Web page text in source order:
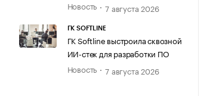
Новость
7 августа 2026
ГК SOFTLINE
ГК Softline выстроила сквозной
ИИ-стек для разработки ПО
Новость
7 августа 2026